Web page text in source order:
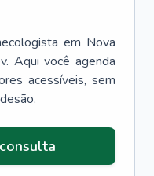
em Nova
Aqui você agenda
acessíveis, sem